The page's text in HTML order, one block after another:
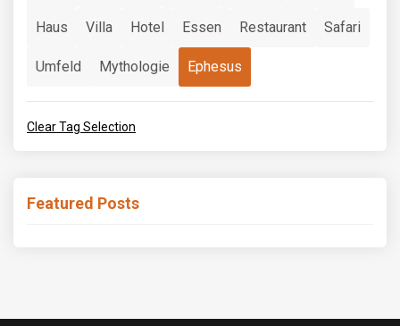
Haus Villa Hotel Essen Restaurant Safari
Umfeld Mythologie Ephesus
Clear Tag Selection
Featured Posts